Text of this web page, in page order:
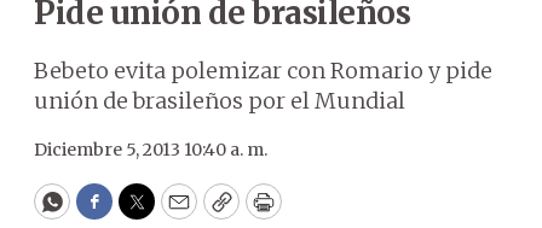
Pide unión de brasileños
Bebeto evita polemizar con Romario y pide
unión de brasileños por el Mundial
Diciembre 5, 2013 10:40 a. m.
WhatsApp
Facebook
Twitter
EmailCopyPrint